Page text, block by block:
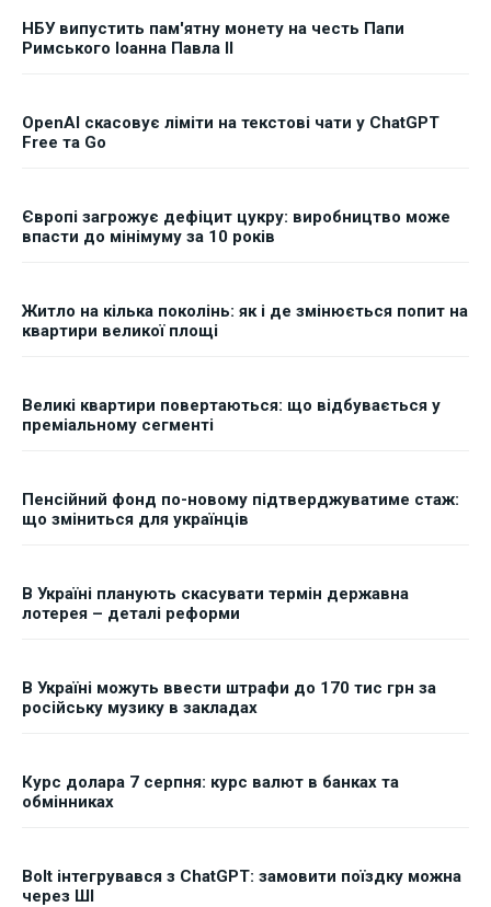
НБУ випустить пам'ятну монету на честь Папи
Римського Іоанна Павла II
OpenAI скасовує ліміти на текстові чати у ChatGPT
Free та Go
Європі загрожує дефіцит цукру: виробництво може
впасти до мінімуму за 10 років
Житло на кілька поколінь: як і де змінюється попит на
квартири великої площі
Великі квартири повертаються: що відбувається у
преміальному сегменті
Пенсійний фонд по-новому підтверджуватиме стаж:
що зміниться для українців
В Україні планують скасувати термін державна
лотерея – деталі реформи
В Україні можуть ввести штрафи до 170 тис грн за
російську музику в закладах
Курс долара 7 серпня: курс валют в банках та
обмінниках
Bolt інтегрувався з ChatGPT: замовити поїздку можна
через ШІ